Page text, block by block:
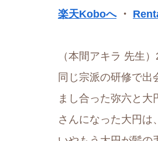
楽天Koboへ・
（本間アキラ 先生
同じ宗派の研修で
まし合った弥六と
さんになった大円は